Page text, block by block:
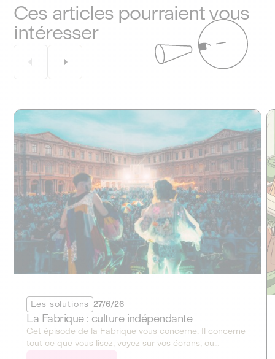
Ces articles pourraient vous
intéresser
Les solutions 27/6/26
La Fabrique : culture indépendante
Cet épisode de la Fabrique vous concerne. Il concerne
tout ce que vous lisez, voyez sur vos écrans, ou